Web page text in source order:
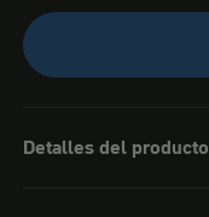
Detalles del producto